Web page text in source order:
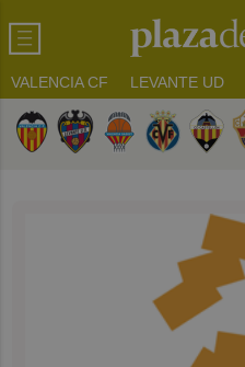
VALENCIA CF LEVANTE UD